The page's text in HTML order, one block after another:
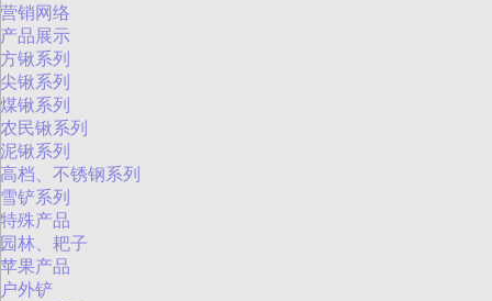
营销网络
产品展示
方锹系列
尖锹系列
煤锹系列
农民锹系列
泥锹系列
高档、不锈钢系列
雪铲系列
特殊产品
园林、耙子
苹果产品
户外铲